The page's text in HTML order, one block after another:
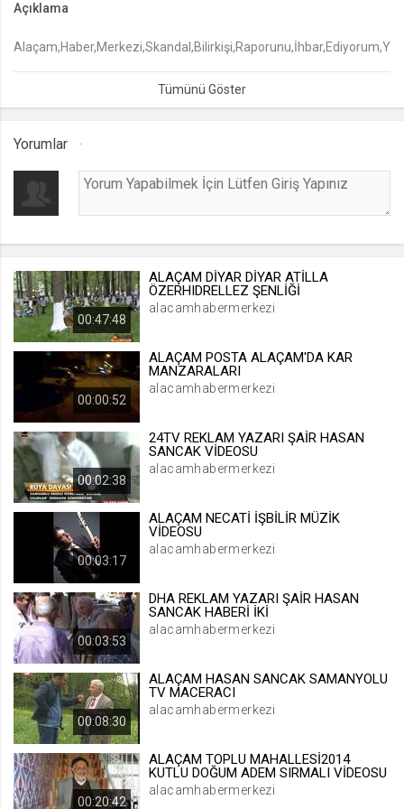
.web.tv
Seçilen dil tercihini tutmak
.web.tv
[hash]
.web.tv
Site içeriği önerme
1 yıl
voteLike*
.web.tv
1 ay
.web.tv
İsimsiz ziyaretçi için site içeriği
Açıklama
Yorumlar
00:47:48
ALAÇAM DİYAR DİYAR ATİLLA
ÖZERHIDRELLEZ ŞENLİĞİ
alacamhabermerkezi
00:00:52
ALAÇAM POSTA ALAÇAM'DA KAR
MANZARALARI
alacamhabermerkezi
00:02:38
24TV REKLAM YAZARI ŞAİR HASAN
SANCAK VİDEOSU
alacamhabermerkezi
00:03:17
ALAÇAM NECATİ İŞBİLİR MÜZİK
VİDEOSU
alacamhabermerkezi
00:03:53
DHA REKLAM YAZARI ŞAİR HASAN
SANCAK HABERİ İKİ
alacamhabermerkezi
00:08:30
ALAÇAM HASAN SANCAK SAMANYOLU
TV MACERACI
alacamhabermerkezi
00:20:42
ALAÇAM TOPLU MAHALLESİ2014
KUTLU DOĞUM ADEM SIRMALI VİDEOSU
alacamhabermerkezi